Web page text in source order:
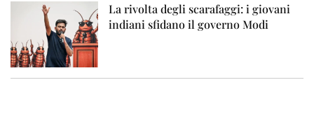
La rivolta degli scarafaggi: i giovani
indiani sfidano il governo Modi